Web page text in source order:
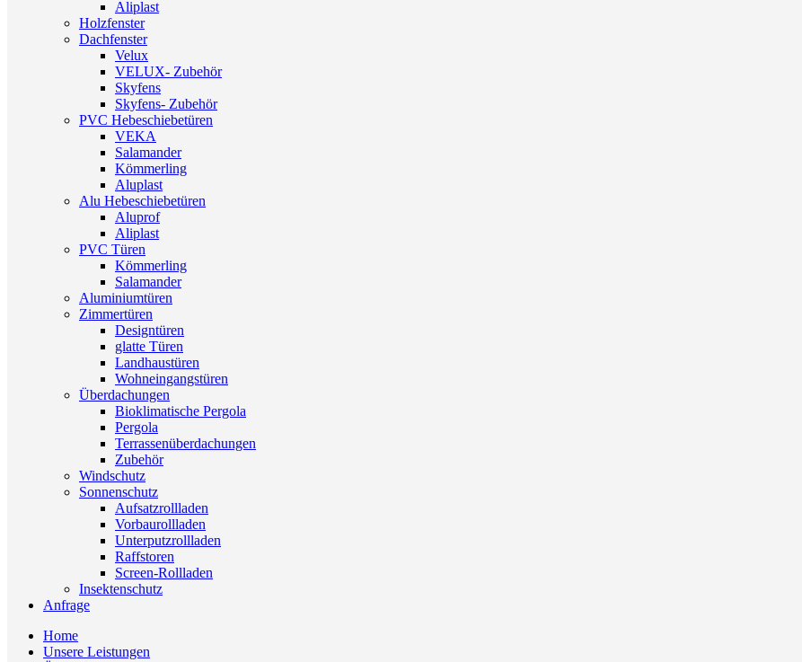
Aliplast
Holzfenster
Dachfenster
Velux
VELUX- Zubehör
Skyfens
Skyfens- Zubehör
PVC Hebeschiebetüren
VEKA
Salamander
Kömmerling
Aluplast
Alu Hebeschiebetüren
Aluprof
Aliplast
PVC Türen
Kömmerling
Salamander
Aluminiumtüren
Zimmertüren
Designtüren
glatte Türen
Landhaustüren
Wohneingangstüren
Überdachungen
Bioklimatische Pergola
Pergola
Terrassenüberdachungen
Zubehör
Windschutz
Sonnenschutz
Aufsatzrollladen
Vorbaurollladen
Unterputzrollladen
Raffstoren
Screen-Rollladen
Insektenschutz
Anfrage
Home
Unsere Leistungen